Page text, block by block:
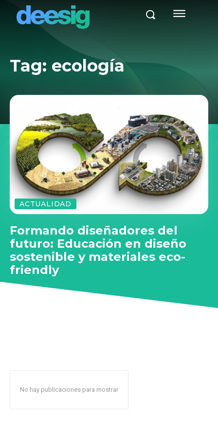
Tag: ecología
ACTUALIDAD
Formando diseñadores del
futuro: Educación en diseño
sostenible y materiales eco-
friendly
No hay publicaciones para mostrar